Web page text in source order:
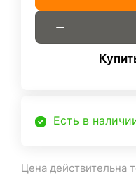
Есть в
Цена действительна